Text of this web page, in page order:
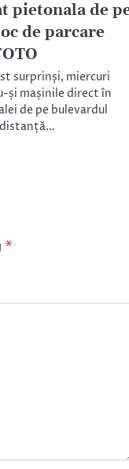
pietonala de
de parcare
surprinși, miercuri
și mașinile direct în
de pe bulevardul
distanță…
*